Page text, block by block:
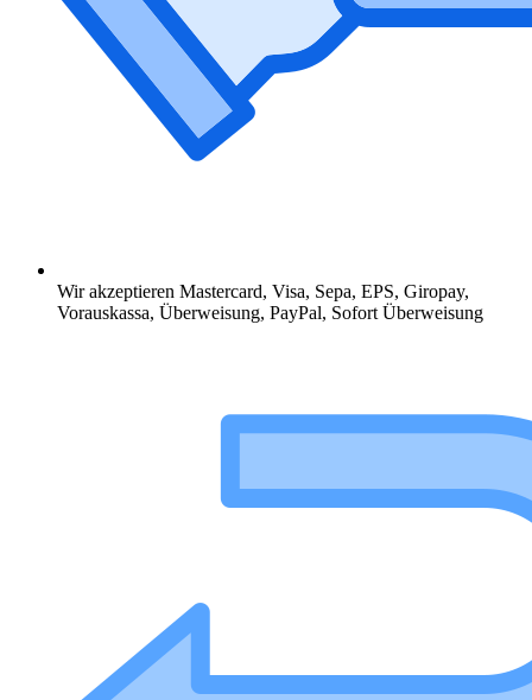
Wir akzeptieren Mastercard, Visa, Sepa, EPS, Giropay,
Vorauskassa, Überweisung, PayPal, Sofort Überweisung